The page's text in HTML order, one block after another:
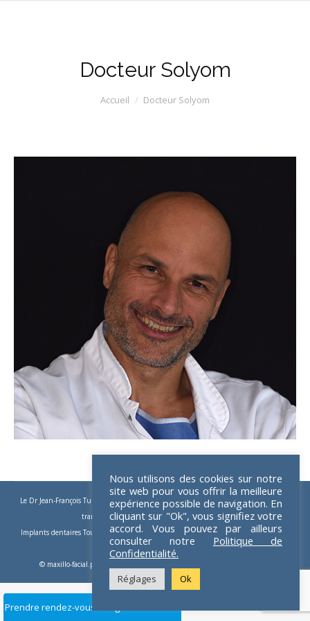
Prendre rendez-vous en ligne
Docteur Solyom
Accueil Docteur Solyom
Le Dr Jean-François Tulasne -Implants dentaires-Implants zygomatiques-Implants
trans-zygomatiques-Implants dentaires Paris
Implants dentaires Toulouse-Implants Paris-Chirurgie pré-implantaire-Apnée du
sommeil
-Chirurgie orthognatique
© maxillo-facial.pro 2026 - Crédits :
Nous utilisons des cookies sur notre
site web pour vous offrir la meilleure
expérience possible de navigation. En
cliquant sur "Ok", vous signifiez votre
accord. Vous pouvez par ailleurs
consulter notre Politique de
Confidentialité.
Réglages Ok